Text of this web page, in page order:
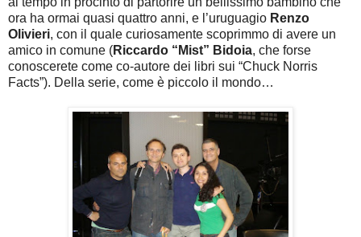
ora ha ormai quasi quattro anni, e l’uruguagio Renzo
Olivieri, con il quale curiosamente scoprimmo di avere un
amico in comune (Riccardo “Mist” Bidoia, che forse
conoscerete come co-autore dei libri sui “Chuck Norris
Facts”). Della serie, come è piccolo il mondo…